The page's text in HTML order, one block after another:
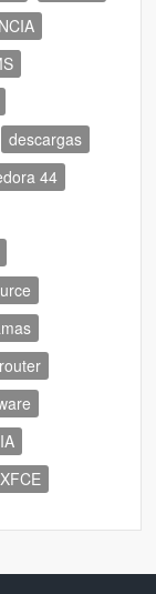
descargas
44
router
XFCE